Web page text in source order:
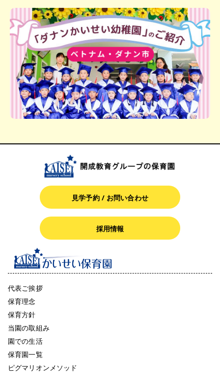
見学予約 / お問い合わせ
採用情報
代表ご挨拶
保育理念
保育方針
当園の取組み
園での生活
保育園一覧
ピグマリオンメソッド